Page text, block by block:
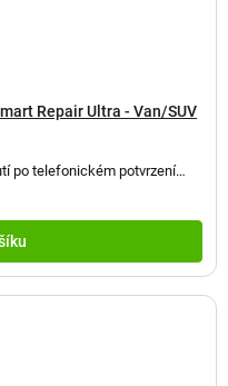
Repair Ultra - Van/SUV
po telefonickém potvrzení